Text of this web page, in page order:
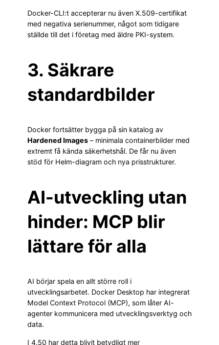
Docker-CLI:t accepterar nu även X.509-certifikat
med negativa serienummer, något som tidigare
ställde till det i företag med äldre PKI-system.
3. Säkrare
standardbilder
Docker fortsätter bygga på sin katalog av
Hardened Images – minimala containerbilder med
extremt få kända säkerhetshål. De får nu även
stöd för Helm-diagram och nya prisstrukturer.
AI-utveckling utan
hinder: MCP blir
lättare för alla
AI börjar spela en allt större roll i
utvecklingsarbetet. Docker Desktop har integrerat
Model Context Protocol (MCP), som låter AI-
agenter kommunicera med utvecklingsverktyg och
data.
I 4.50 har detta blivit betydligt mer